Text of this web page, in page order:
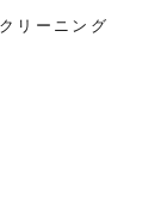
リーニング